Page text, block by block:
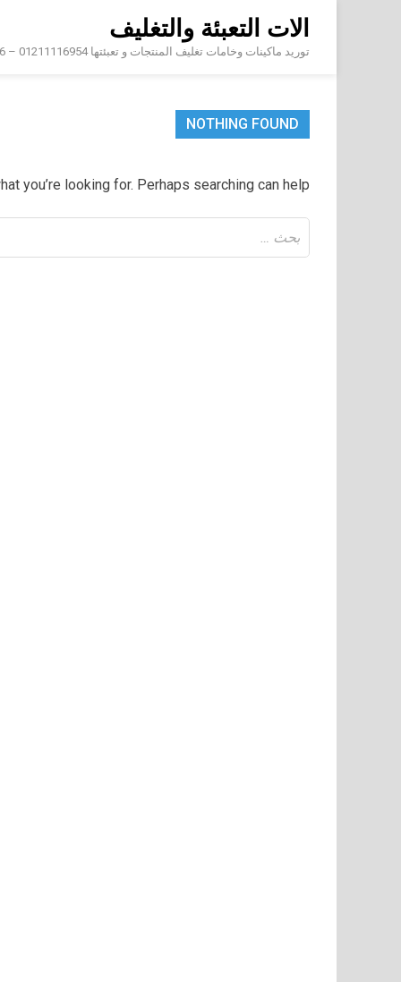
content
الات التعبئة والتغليف
توريد ماكينات وخامات تغليف المنتجات و تعبئتها 01211116954 – 01211116956 – 01211116958
NOTHING FOUND
you’re looking for. Perhaps searching can help.
عن: